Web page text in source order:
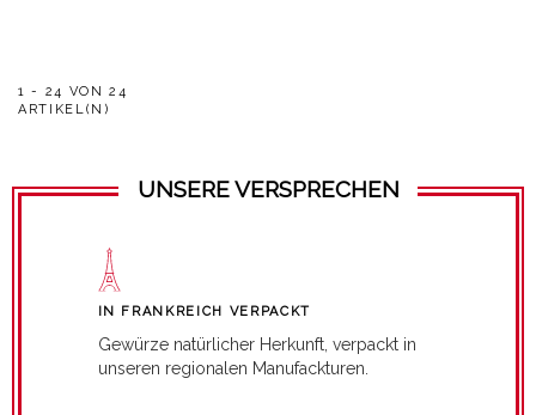
1 - 24 VON 24
ARTIKEL(N)
UNSERE VERSPRECHEN
IN FRANKREICH VERPACKT
Gewürze natürlicher Herkunft, verpackt in
unseren regionalen Manufackturen.